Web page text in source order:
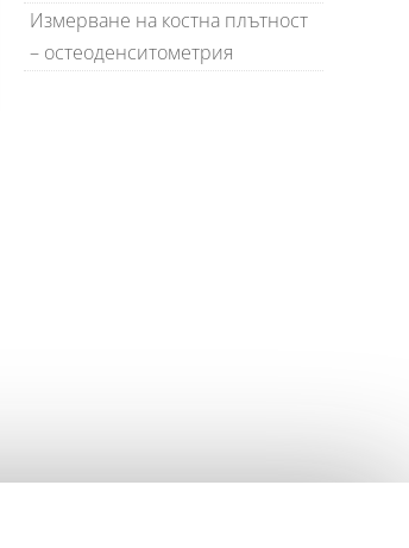
Измерване на костна плътност
– остеоденситометрия